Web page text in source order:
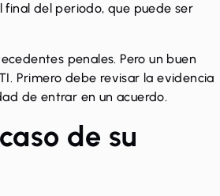
final del periodo, que puede ser
penales. Pero un buen
Primero debe revisar la evidencia
de entrar en un acuerdo.
de su